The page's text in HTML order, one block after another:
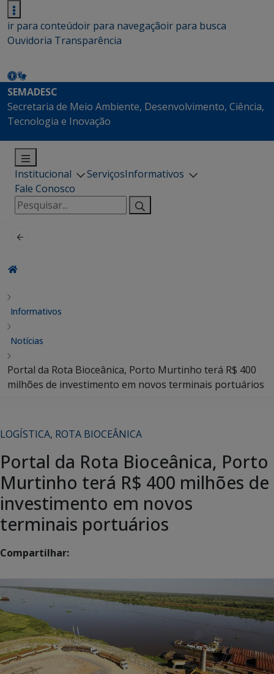
ir para conteúdoir para navegaçãoir para busca
Ouvidoria Transparência
SEMADESC
Secretaria de Meio Ambiente, Desenvolvimento, Ciência,
Tecnologia e Inovação
Institucional ServiçosInformativos
Fale Conosco
Pesquisar
por:
Informativos
Notícias
Portal da Rota Bioceânica, Porto Murtinho terá R$ 400
milhões de investimento em novos terminais portuários
LOGÍSTICA, ROTA BIOCEÂNICA
Portal da Rota Bioceânica, Porto
Murtinho terá R$ 400 milhões de
investimento em novos
terminais portuários
Compartilhar: